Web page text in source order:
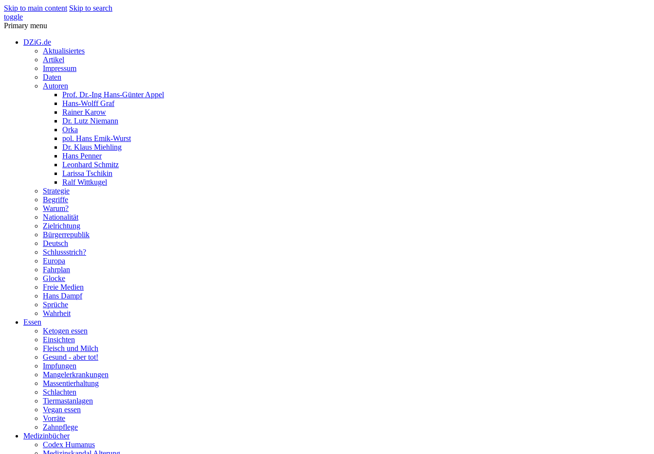
Skip to main content Skip to search
toggle
Primary menu
DZiG.de
Aktualisiertes
Artikel
Impressum
Daten
Autoren
Prof. Dr.-Ing Hans-Günter Appel
Hans-Wolff Graf
Rainer Karow
Dr. Lutz Niemann
Orka
pol. Hans Emik-Wurst
Dr. Klaus Miehling
Hans Penner
Leonhard Schmitz
Larissa Tschikin
Ralf Wittkugel
Strategie
Begriffe
Warum?
Nationalität
Zielrichtung
Bürgerrepublik
Deutsch
Schlussstrich?
Europa
Fahrplan
Glocke
Freie Medien
Hans Dampf
Sprüche
Wahrheit
Essen
Ketogen essen
Einsichten
Fleisch und Milch
Gesund - aber tot!
Impfungen
Mangelerkrankungen
Massentierhaltung
Schlachten
Tiermastanlagen
Vegan essen
Vorräte
Zahnpflege
Medizinbücher
Codex Humanus